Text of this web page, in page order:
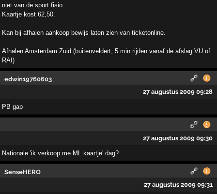
niet van de sport fisio.
Kaartje kost 62,50.
Kan bij afhalen aankoop bewijs laten zien van ticketonline.
Afhalen Amsterdam Zuid (buitenveldert, 5 min rijden vanaf de afslag VU of
RAI)
edwin19760603
27 augustus 2009 09:28
PB gap
27 augustus 2009 09:30
Nationale 'ik verkoop me ML kaartje' dag?
SenseHERO
27 augustus 2009 09:31